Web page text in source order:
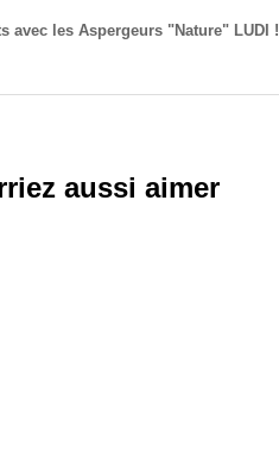
avec les Aspergeurs "Nature" LUDI !
aussi aimer